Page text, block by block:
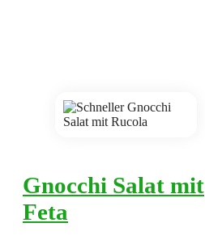
Gnocchi Salat mit
Feta